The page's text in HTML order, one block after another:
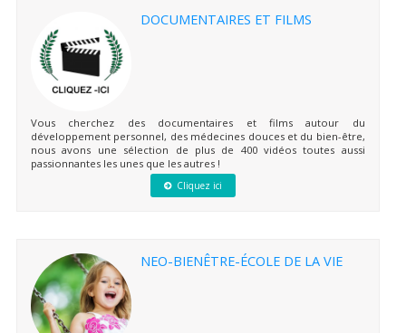
DOCUMENTAIRES ET FILMS
Vous cherchez des documentaires et films autour du
développement personnel, des médecines douces et du bien-être,
nous avons une sélection de plus de 400 vidéos toutes aussi
passionnantes les unes que les autres !
Cliquez ici
NEO-BIENÊTRE-ÉCOLE DE LA VIE